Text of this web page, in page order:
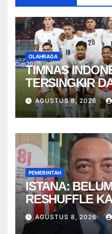
OLAHRAGA
TIMNAS
TERSINGKIR
2026
AGUSTUS 8, 2026
PEMERINTAH
ISTANA:
RESHUFFLE
AGUSTUS
AGUSTUS 8, 2026